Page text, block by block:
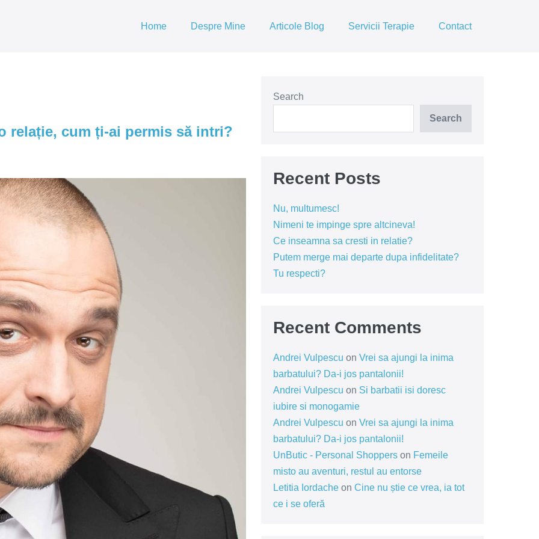
Home Despre Mine Articole Blog Servicii Terapie Contact
relație, cum ți-ai permis să intri?
Search
Search
Recent Posts
Nu, multumesc!
Nimeni te impinge spre altcineva!
Ce inseamna sa cresti in relatie?
Putem merge mai departe dupa infidelitate?
Tu respecti?
Recent Comments
Andrei Vulpescu on Vrei sa ajungi la inima
barbatului? Da-i jos pantalonii!
Andrei Vulpescu on Si barbatii isi doresc
iubire si monogamie
Andrei Vulpescu on Vrei sa ajungi la inima
barbatului? Da-i jos pantalonii!
UnButic - Personal Shopperson Femeile
misto au aventuri, restul au entorse
Letitia Iordacheon Cine nu știe ce vrea, ia tot
ce i se oferă